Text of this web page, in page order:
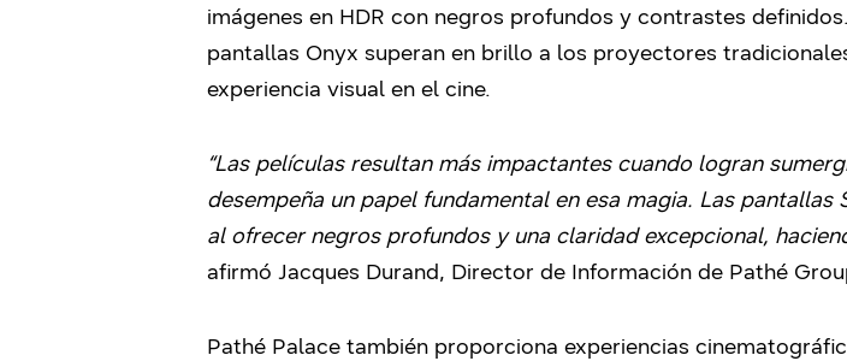
imágenes en HDR con negros profundos y contrastes
pantallas Onyx superan en brillo a los proyectores
experiencia visual en el cine.
“Las películas resultan más impactantes cuando logran
desempeña un papel fundamental en esa magia. Las
al ofrecer negros profundos y una claridad excepcional,
afirmó Jacques Durand, Director de Información de Pathé
Pathé Palace también proporciona experiencias